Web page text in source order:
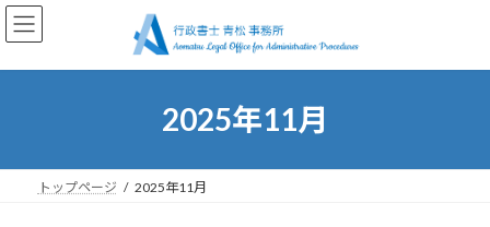
コ
ン
ン
ナ
ビ
ー
2025年11月
トップページ 2025年11月